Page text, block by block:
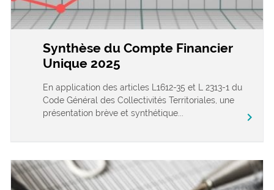
Synthèse du Compte Financier
Unique 2025
En application des articles L1612-35 et L 2313-1 du
Code Général des Collectivités Territoriales, une
présentation brève et synthétique...
chevron_right